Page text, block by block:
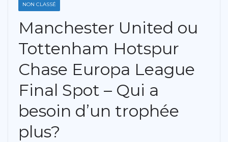
NON CLASSÉ
Manchester United ou
Tottenham Hotspur
Chase Europa League
Final Spot – Qui a
besoin d’un trophée
plus?